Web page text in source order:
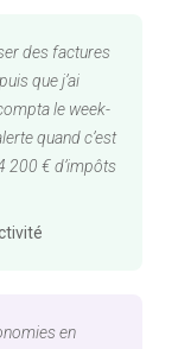
des factures
que j’ai
le week-
quand c’est
200 € d’impôts
en